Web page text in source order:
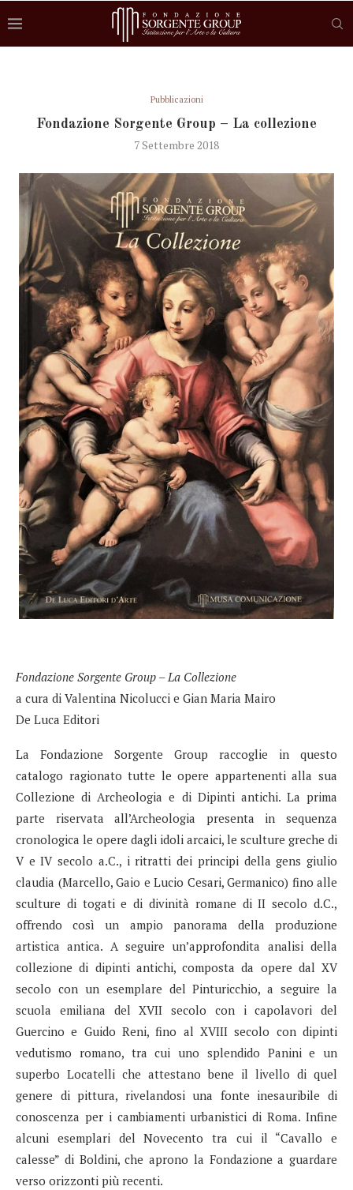
Pubblicazioni
Fondazione Sorgente Group – La collezione
7 Settembre 2018
Fondazione Sorgente Group – La Collezione
a cura di Valentina Nicolucci e Gian Maria Mairo
De Luca Editori
La Fondazione Sorgente Group raccoglie in questo
catalogo ragionato tutte le opere appartenenti alla sua
Collezione di Archeologia e di Dipinti antichi. La prima
parte riservata all’Archeologia presenta in sequenza
cronologica le opere dagli idoli arcaici, le sculture greche di
V e IV secolo a.C., i ritratti dei principi della gens giulio
claudia (Marcello, Gaio e Lucio Cesari, Germanico) fino alle
sculture di togati e di divinità romane di II secolo d.C.,
offrendo così un ampio panorama della produzione
artistica antica. A seguire un’approfondita analisi della
collezione di dipinti antichi, composta da opere dal XV
secolo con un esemplare del Pinturicchio, a seguire la
scuola emiliana del XVII secolo con i capolavori del
Guercino e Guido Reni, fino al XVIII secolo con dipinti
vedutismo romano, tra cui uno splendido Panini e un
superbo Locatelli che attestano bene il livello di quel
genere di pittura, rivelandosi una fonte inesauribile di
conoscenza per i cambiamenti urbanistici di Roma. Infine
alcuni esemplari del Novecento tra cui il “Cavallo e
calesse” di Boldini, che aprono la Fondazione a guardare
verso orizzonti più recenti.